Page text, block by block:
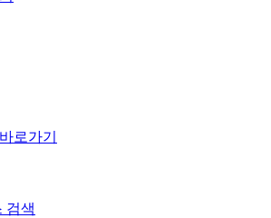
로가기
검색